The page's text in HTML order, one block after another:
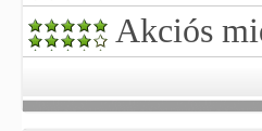
Akciós